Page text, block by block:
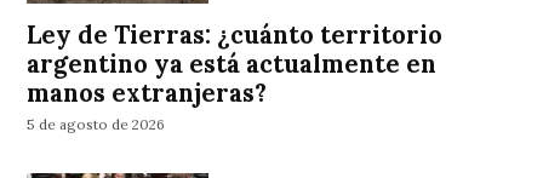
Ley de Tierras: ¿cuánto territorio
argentino ya está actualmente en
manos extranjeras?
5 de agosto de 2026